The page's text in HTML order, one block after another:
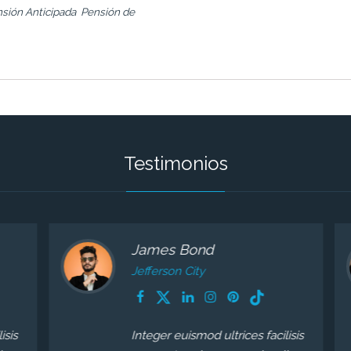
Anticipada Pensión de
Testimonios
James Bond
Jefferson City
Integer euismod ultrices facilisis